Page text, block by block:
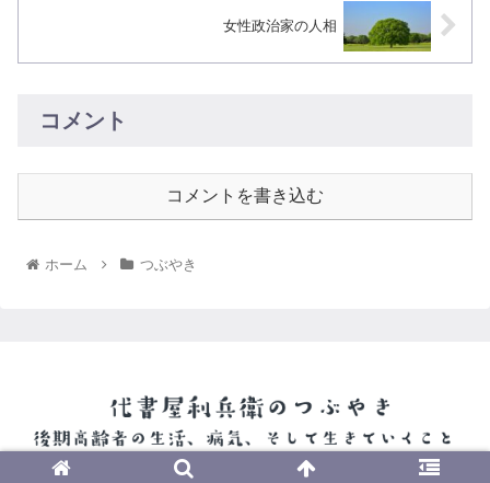
女性政治家の人相
コメント
コメントを書き込む
ホーム つぶやき
© 2022 代書屋利兵衛のつぶやき.